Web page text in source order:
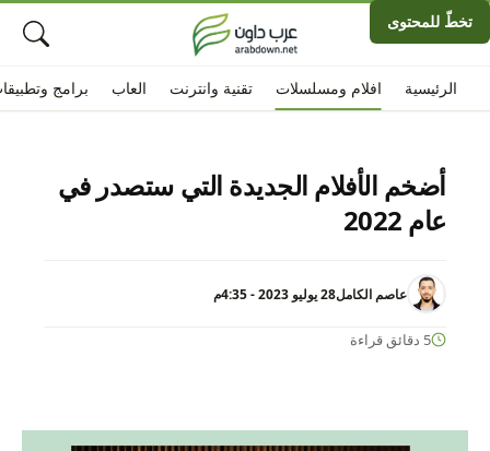
تخطّ للمحتوى
الرئيسية افلام ومسلسلات تقنية وانترنت العاب برامج
أضخم الأفلام الجديدة التي ستصدر في
عام 2022
عاصم الكامل28 يوليو 2023 - 4:35م
5 دقائق قراءة